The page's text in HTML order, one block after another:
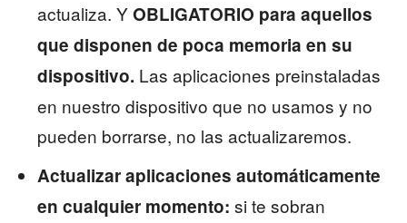
actualiza. YOBLIGATORIO para aquellos
que disponen de poca memoria en su
dispositivo. Las aplicaciones preinstaladas
en nuestro dispositivo que no usamos y no
pueden borrarse, no las actualizaremos.
Actualizar aplicaciones automáticamente
en cualquier momento: si te sobran